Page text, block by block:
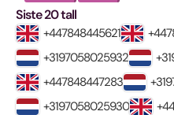
Siste 20 tall
+447848445621
+3197058025932
+447848447283
+3197058025930